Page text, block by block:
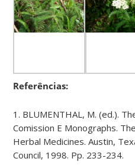
Referências:
1. BLUMENTHAL, M. (ed.).
Comission E Monographs.
Herbal Medicines. Austin,
Council, 1998. Pp. 233-234.